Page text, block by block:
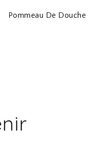
Pommeau De Douche